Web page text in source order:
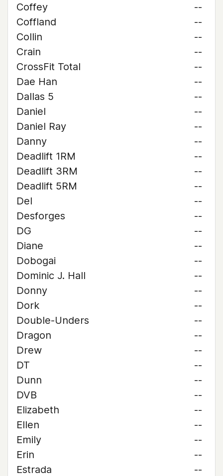
Coffey
--
Coffland
--
Collin
--
Crain
--
CrossFit Total
--
Dae Han
--
Dallas 5
--
Daniel
--
Daniel Ray
--
Danny
--
Deadlift 1RM
--
Deadlift 3RM
--
Deadlift 5RM
--
Del
--
Desforges
--
DG
--
Diane
--
Dobogai
--
Dominic J. Hall
--
Donny
--
Dork
--
Double-Unders
--
Dragon
--
Drew
--
DT
--
Dunn
--
DVB
--
Elizabeth
--
Ellen
--
Emily
--
Erin
--
Estrada
--